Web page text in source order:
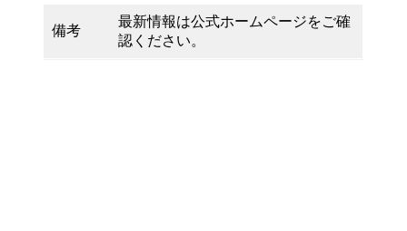
備考
最新情報は公式ホームページをご確
認ください。